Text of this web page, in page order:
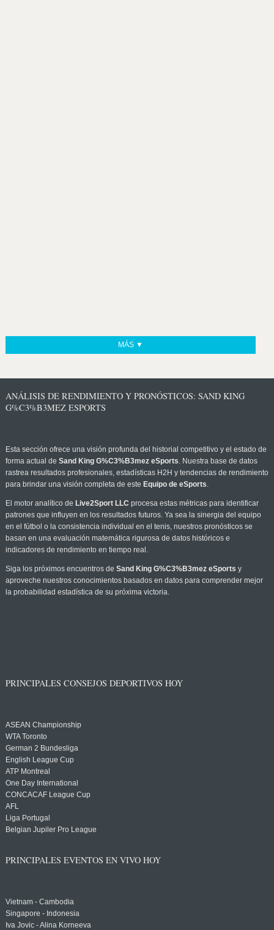
MÁS ▼
ANÁLISIS DE RENDIMIENTO Y PRONÓSTICOS: SAND KING
G%C3%B3MEZ ESPORTS
Esta sección ofrece una visión profunda del historial competitivo y el estado de
forma actual de Sand King G%C3%B3mez eSports. Nuestra base de datos
rastrea resultados profesionales, estadísticas H2H y tendencias de rendimiento
para brindar una visión completa de este Equipo de eSports.
El motor analítico de Live2Sport LLC procesa estas métricas para identificar
patrones que influyen en los resultados futuros. Ya sea la sinergia del equipo
en el fútbol o la consistencia individual en el tenis, nuestros pronósticos se
basan en una evaluación matemática rigurosa de datos históricos e
indicadores de rendimiento en tiempo real.
Siga los próximos encuentros de Sand King G%C3%B3mez eSports y
aproveche nuestros conocimientos basados en datos para comprender mejor
la probabilidad estadística de su próxima victoria.
PRINCIPALES CONSEJOS DEPORTIVOS HOY
ASEAN Championship
WTA Toronto
German 2 Bundesliga
English League Cup
ATP Montreal
One Day International
CONCACAF League Cup
AFL
Liga Portugal
Belgian Jupiler Pro League
PRINCIPALES EVENTOS EN VIVO HOY
Vietnam - Cambodia
Singapore - Indonesia
Iva Jovic - Alina Korneeva